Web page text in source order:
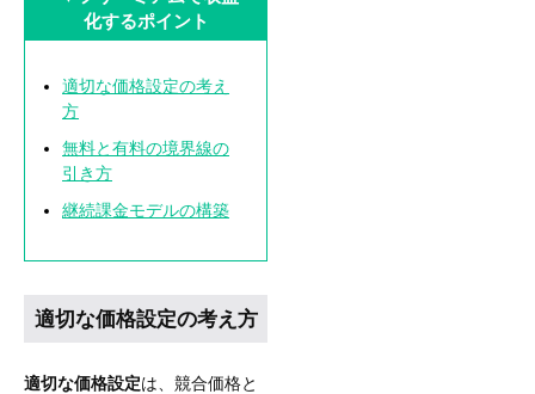
化するポイント
適切な価格設定の考え
方
無料と有料の境界線の
引き方
継続課金モデルの構築
適切な価格設定の考え方
適切な価格設定は、競合価格と